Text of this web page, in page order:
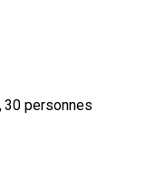
30 personnes